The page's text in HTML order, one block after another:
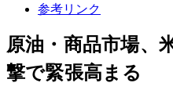
参考リンク
原油・商品市場、
撃で緊張高まる